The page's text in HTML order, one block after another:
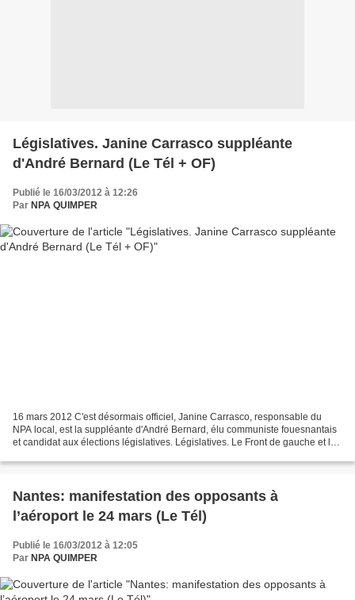
Législatives. Janine Carrasco suppléante
d'André Bernard (Le Tél + OF)
Publié le 16/03/2012 à 12:26
Par NPA QUIMPER
16 mars 2012 C'est désormais officiel, Janine Carrasco, responsable du
NPA local, est la suppléante d'André Bernard, élu communiste fouesnantais
et candidat aux élections législatives. Législatives. Le Front de gauche et le
Nantes: manifestation des opposants à
l’aéroport le 24 mars (Le Tél)
Publié le 16/03/2012 à 12:05
Par NPA QUIMPER